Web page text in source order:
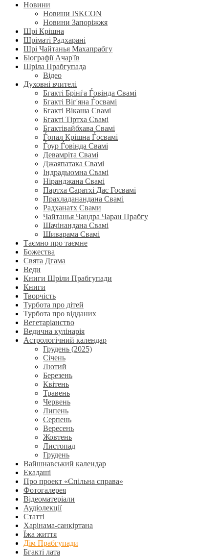
Новини
Новини ISKCON
Новини Запоріжжя
Шрі Крішна
Шріматі Радхарані
Шрі Чайтанья Махапрабгу
Біографії Ачар'їв
Шріла Прабгупада
Відео
Духовні вчителі
Бгакті Брінѓа Ѓовінда Свамі
Бгакті Віг'яна Ѓосвамі
Бгакті Вікаша Свамі
Бгакті Тіртха Свамі
Бгактівайбхава Свамі
Ѓопал Крішна Ѓосвамі
Ѓоур Ѓовінда Свамі
Девамріта Свамі
Джаяпатака Свамі
Індрадьюмна Свамі
Ніранджана Свамі
Партха Саратхі Дас Госвамі
Прахладанандана Свамі
Радханатх Свами
Чайтанья Чандра Чаран Прабгу
Шачінандана Свамі
Шиварама Свамі
Таємно про таємне
Божества
Свята Дгама
Веди
Книги Шріли Прабгупади
Книги
Творчість
Турбота про дітей
Турбота про відданих
Вегетаріанство
Ведична кулінарія
Астрологічний календар
Грудень (2025)
Січень
Лютий
Березень
Квітень
Травень
Червень
Липень
Серпень
Вересень
Жовтень
Листопад
Грудень
Вайшнавський календар
Екадаші
Про проект «Спільна справа»
Фотогалерея
Відеоматеріали
Аудіолекції
Статті
Харінама-санкіртана
Їжа життя
Дім Прабгупади
Бгакті лата